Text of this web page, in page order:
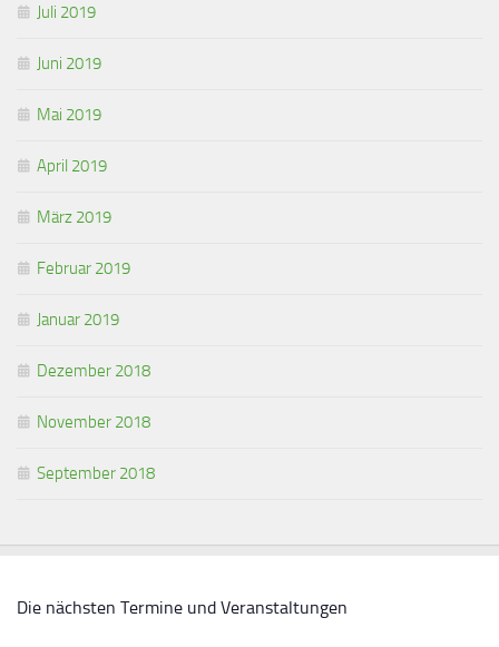
Juli 2019
Juni 2019
Mai 2019
April 2019
März 2019
Februar 2019
Januar 2019
Dezember 2018
November 2018
September 2018
Die nächsten Termine und Veranstaltungen